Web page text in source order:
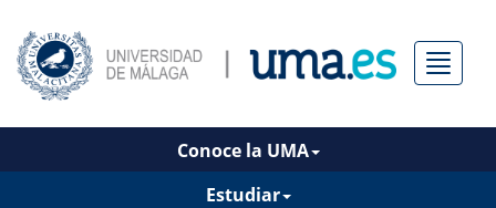
Menú
Conoce la UMA
Estudiar